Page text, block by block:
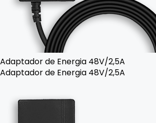
Adaptador de Energia 48V/2,5A
Adaptador de Energia 48V/2,5A